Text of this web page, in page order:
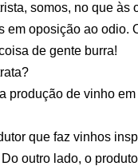
somos, no que às
em oposição ao
de gente burra!
produção de vinho
que faz vinhos
Do outro lado, o